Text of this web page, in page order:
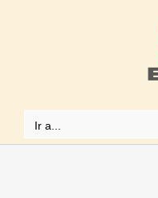
Ir a...